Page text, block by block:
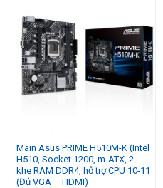
Main Asus PRIME H510M-K (Intel
H510, Socket 1200, m-ATX, 2
khe RAM DDR4, hỗ trợ CPU 10-11
(Đủ VGA – HDMI)